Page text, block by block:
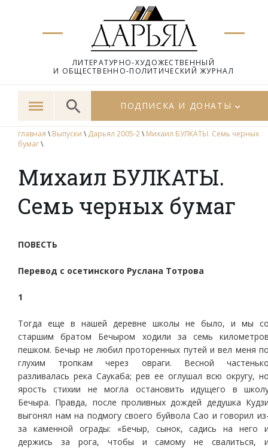
ЛИТЕРАТУРНО-ХУДОЖЕСТВЕННЫЙ
И ОБЩЕСТВЕННО-ПОЛИТИЧЕСКИЙ ЖУРНАЛ
ПОДПИСКА И ДОНАТЫ
главная \ Выпуски \ Дарьял 2005-2\ Михаил БУЛКАТЫ. Семь черных
бумаг\
Михаил БУЛКАТЫ.
Семь черных бумаг
ПОВЕСТЬ
Перевод с осетинского Руслана Тотрова
1
Тогда еще в нашей деревне школы не было, и мы
старшим братом Бечыром ходили за семь
пешком. Бечыр не любил проторенных путей и вел меня
глухим тропкам через овраги. Весной
разливалась река Саукаба; рев ее оглушал всю округу,
ярость стихии не могла остановить идущего в
Бечыра. Правда, после проливных дождей дедушка
выгонял нам на подмогу своего буйвола Сао и говорил
за каменной ограды: «Бечыр, сынок, садись на него
держись за рога, чтобы и самому не свалиться,